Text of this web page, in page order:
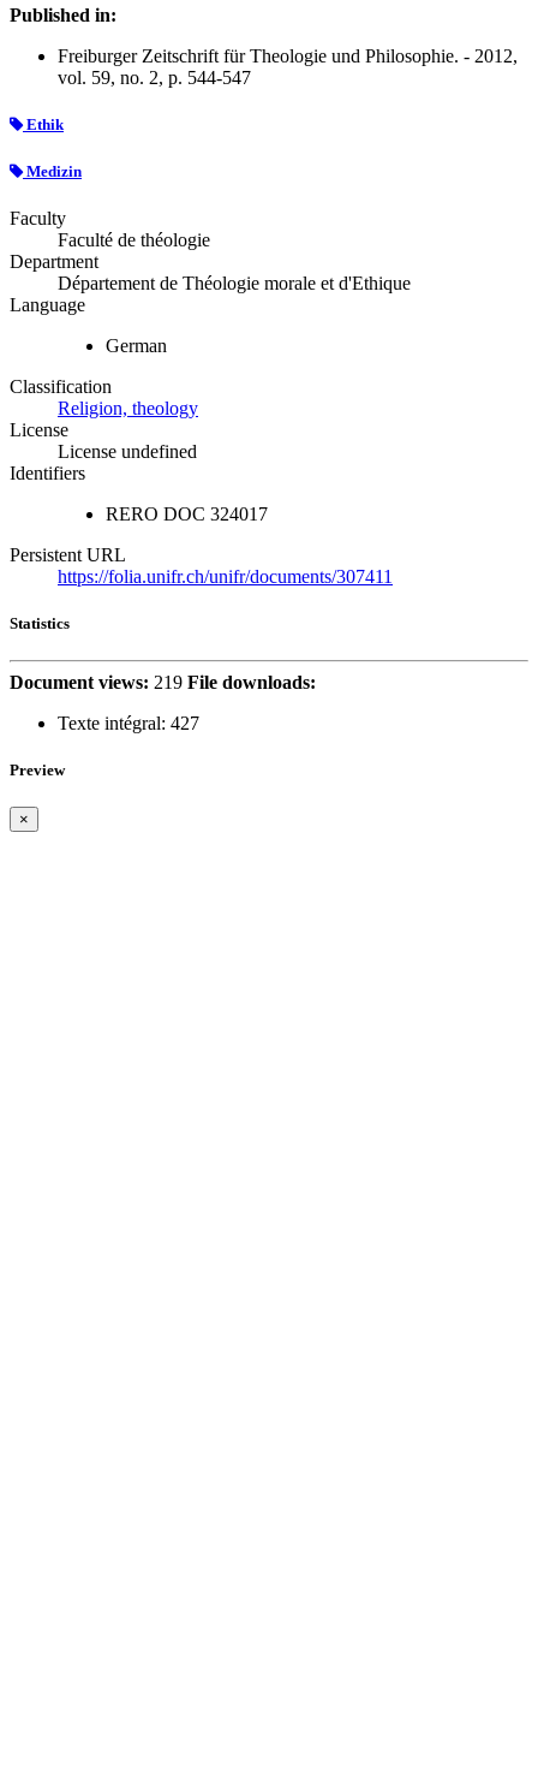
Published in:
Freiburger Zeitschrift für Theologie und Philosophie. - 2012,
vol. 59, no. 2, p. 544-547
Ethik
Medizin
Faculty
Faculté de théologie
Department
Département de Théologie morale et d'Ethique
Language
German
Classification
Religion, theology
License
License undefined
Identifiers
RERO DOC 324017
Persistent URL
https://folia.unifr.ch/unifr/documents/307411
Statistics
Document views: 219 File downloads:
Texte intégral: 427
Preview
×